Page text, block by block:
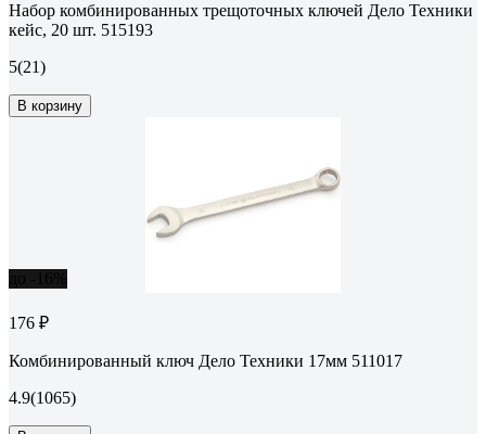
Набор комбинированных трещоточных ключей Дело Техники
кейс, 20 шт. 515193
5(21)
В корзину
176 ₽
Комбинированный ключ Дело Техники 17мм 511017
4.9(1065)